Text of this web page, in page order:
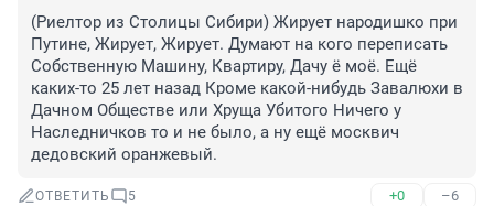
(Риелтор из Столицы Сибири) Жирует народишко при
Путине, Жирует, Жирует. Думают на кого переписать
Собственную Машину, Квартиру, Дачу ё моё. Ещё
каких-то 25 лет назад Кроме какой-нибудь Завалюхи в
Дачном Обществе или Хруща Убитого Ничего у
Наследничков то и не было, а ну ещё москвич
дедовский оранжевый.
ОТВЕТИТЬ 5 +0 –6